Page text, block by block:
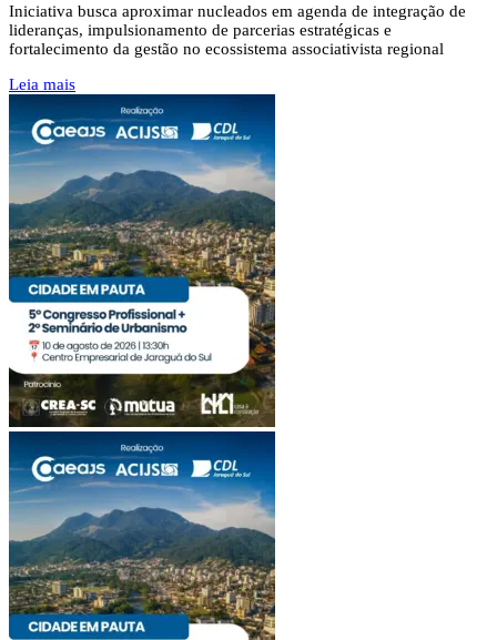
Iniciativa busca aproximar nucleados em agenda de integração de
lideranças, impulsionamento de parcerias estratégicas e
fortalecimento da gestão no ecossistema associativista regional
Leia mais